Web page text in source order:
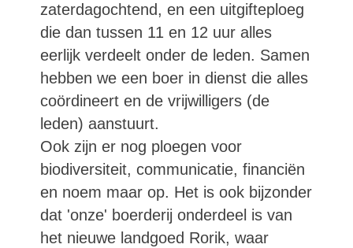
zaterdagochtend, en een uitgifteploeg
die dan tussen 11 en 12 uur alles
eerlijk verdeelt onder de leden. Samen
hebben we een boer in dienst die alles
coördineert en de vrijwilligers (de
leden) aanstuurt.
Ook zijn er nog ploegen voor
biodiversiteit, communicatie, financiën
en noem maar op. Het is ook bijzonder
dat 'onze' boerderij onderdeel is van
het nieuwe landgoed Rorik, waar